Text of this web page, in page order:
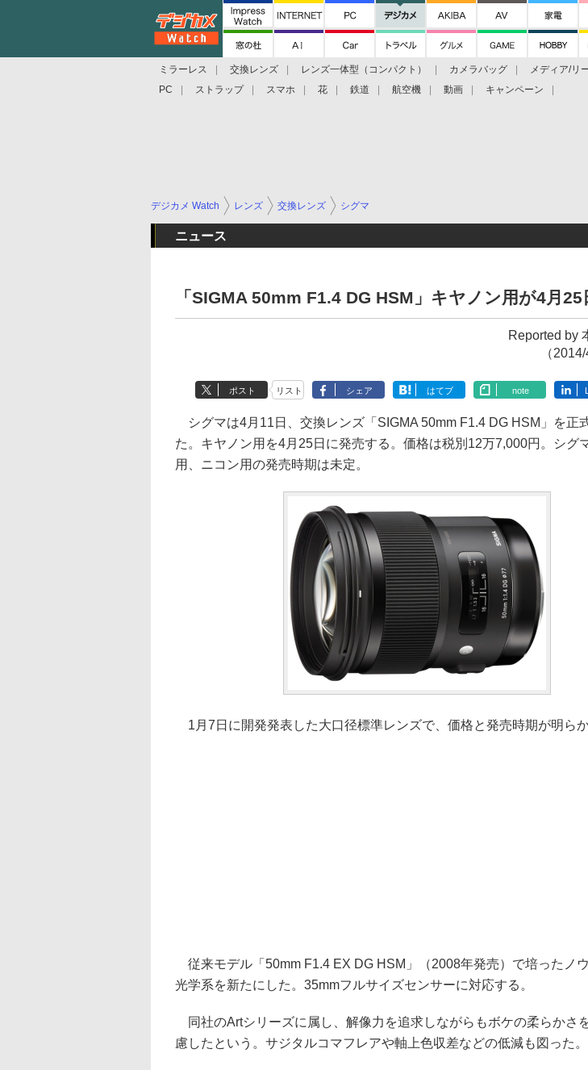
ミラーレス 交換レンズ レンズ一体型（コンパクト） カメラバッグ メディア/リ
PC
ストラップ スマホ 花 鉄道 航空機 動画 キャンペーン
デジカメ Watch レンズ 交換レンズ シグマ
ニュース
「SIGMA 50mm F1.4 DG HSM」キヤノン用が4月25
Reported by
（
ポスト リスト シェア はてブ note
シグマは4月11日、交換レンズ「SIGMA 50mm F1.4 DG HSM」を正
た。キヤノン用を4月25日に発売する。価格は税別12万7,000円。シグ
用、ニコン用の発売時期は未定。
1月7日に開発発表した大口径標準レンズで、価格と発売時期が明らか
従来モデル「50mm F1.4 EX DG HSM」（2008年発売）で培ったノ
光学系を新たにした。35mmフルサイズセンサーに対応する。
同社のArtシリーズに属し、解像力を追求しながらもボケの柔らかさ
慮したという。サジタルコマフレアや軸上色収差などの低減も図った。